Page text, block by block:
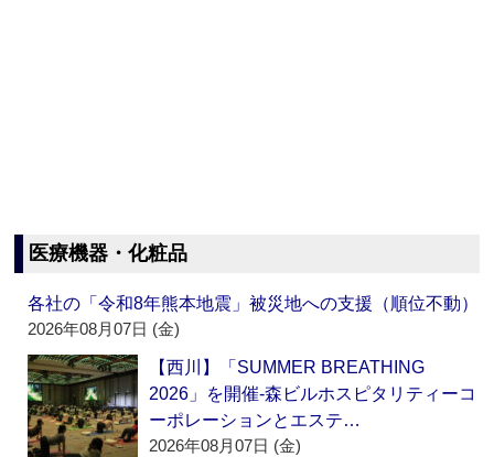
医療機器・化粧品
各社の「令和8年熊本地震」被災地への支援（順位不動）
2026年08月07日 (金)
【西川】「SUMMER BREATHING
2026」を開催‐森ビルホスピタリティーコ
ーポレーションとエステ…
2026年08月07日 (金)